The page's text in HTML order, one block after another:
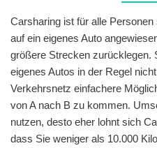
Carsharing ist für alle
auf ein eigenes Auto
größere Strecken zurücklegen.
eigenes Autos in der Regel
Verkehrsnetz einfachere
von A nach B zu kommen.
nutzen, desto eher lohnt sich
dass Sie weniger als 10.000